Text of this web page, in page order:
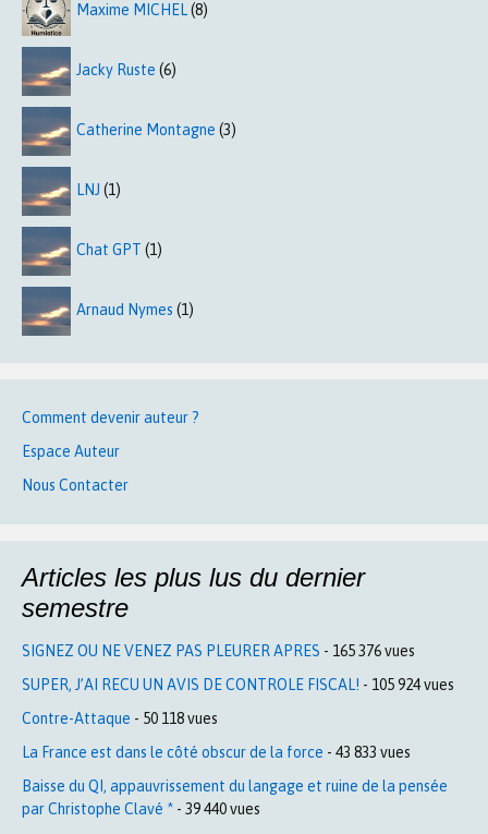
Maxime MICHEL(8)
Jacky Ruste (6)
Catherine Montagne (3)
LNJ (1)
Chat GPT (1)
Arnaud Nymes (1)
Comment devenir auteur ?
Espace Auteur
Nous Contacter
Articles les plus lus du dernier
semestre
SIGNEZ OU NE VENEZ PAS PLEURER APRES - 165 376 vues
SUPER, J’AI RECU UN AVIS DE CONTROLE FISCAL! - 105 924 vues
Contre-Attaque - 50 118 vues
La France est dans le côté obscur de la force - 43 833 vues
Baisse du QI, appauvrissement du langage et ruine de la pensée
par Christophe Clavé * - 39 440 vues